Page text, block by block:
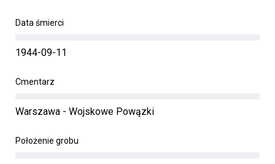
Data śmierci
1944-09-11
Cmentarz
Warszawa - Wojskowe Powązki
Położenie grobu